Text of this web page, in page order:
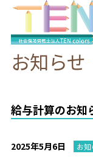
お知らせ
給与計算のお知
2025年5月6日 お